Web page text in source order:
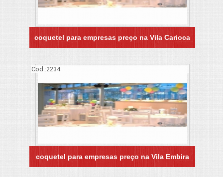
coquetel para empresas preço na Vila Carioca
Cod.:2234
coquetel para empresas preço na Vila Embira